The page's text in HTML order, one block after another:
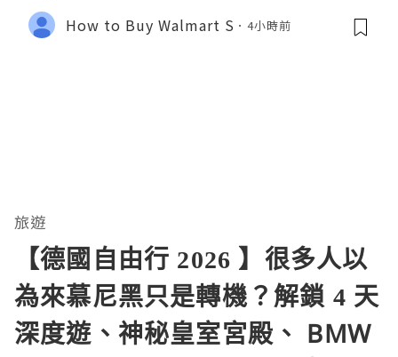
How to Buy Walmart S 4小時前
旅遊
【德國自由行 2026 】很多人以
為來慕尼黑只是轉機？解鎖 4 天
深度遊、神秘皇室宮殿、 BMW